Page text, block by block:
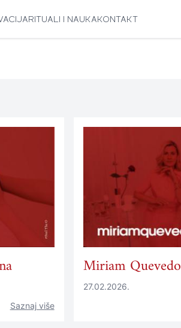
RITUALI I NAUKAKONTAKT
Saznaj više
Miriam Quevedo
27.02.2026.